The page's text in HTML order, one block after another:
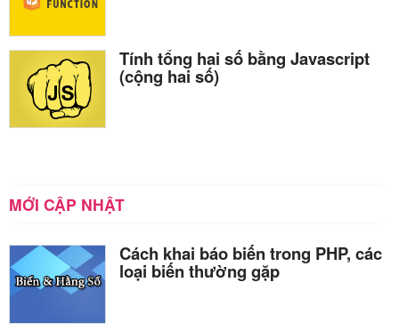
Tính tổng hai số bằng Javascript
(cộng hai số)
MỚI CẬP NHẬT
Cách khai báo biến trong PHP, các
loại biến thường gặp